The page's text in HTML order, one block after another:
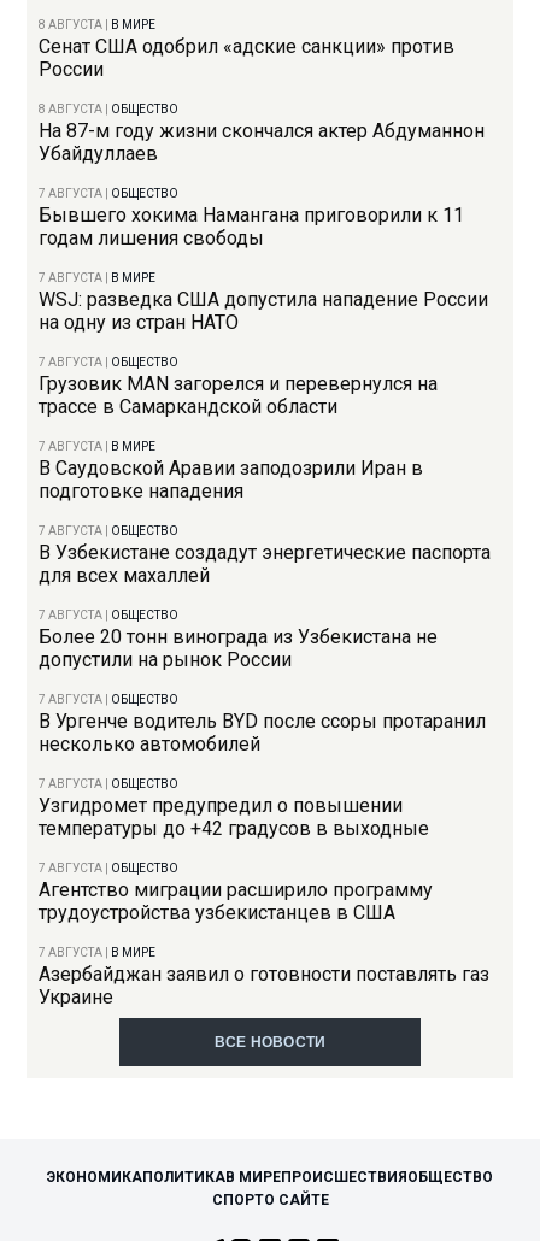
8 АВГУСТА В МИРЕ
Сенат США одобрил «адские санкции» против
России
8 АВГУСТА ОБЩЕСТВО
На 87-м году жизни скончался актер Абдуманнон
Убайдуллаев
7 АВГУСТА ОБЩЕСТВО
Бывшего хокима Намангана приговорили к 11
годам лишения свободы
7 АВГУСТА В МИРЕ
WSJ: разведка США допустила нападение России
на одну из стран НАТО
7 АВГУСТА ОБЩЕСТВО
Грузовик MAN загорелся и перевернулся на
трассе в Самаркандской области
7 АВГУСТА В МИРЕ
В Саудовской Аравии заподозрили Иран в
подготовке нападения
7 АВГУСТА ОБЩЕСТВО
В Узбекистане создадут энергетические паспорта
для всех махаллей
7 АВГУСТА ОБЩЕСТВО
Более 20 тонн винограда из Узбекистана не
допустили на рынок России
7 АВГУСТА ОБЩЕСТВО
В Ургенче водитель BYD после ссоры протаранил
несколько автомобилей
7 АВГУСТА ОБЩЕСТВО
Узгидромет предупредил о повышении
температуры до +42 градусов в выходные
7 АВГУСТА ОБЩЕСТВО
Агентство миграции расширило программу
трудоустройства узбекистанцев в США
7 АВГУСТА В МИРЕ
Азербайджан заявил о готовности поставлять газ
Украине
ВСЕ НОВОСТИ
ЭКОНОМИКАПОЛИТИКАВ МИРЕПРОИСШЕСТВИЯ ОБЩЕСТВО
СПОРТО САЙТЕ